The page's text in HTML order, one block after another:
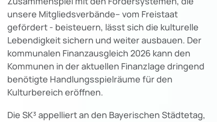
unsere Mitgliedsverbände– vom Freistaat
gefördert - beisteuern, lässt sich die kulturelle
Lebendigkeit sichern und weiter ausbauen. Der
kommunalen Finanzausgleich 2026 kann den
Kommunen in der aktuellen Finanzlage dringend
benötigte Handlungsspielräume für den
Kulturbereich eröffnen.
Die SK³ appelliert an den Bayerischen Städtetag,